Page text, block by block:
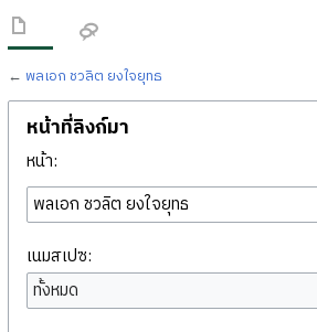
← พลเอก ชวลิต ยงใจยุทธ
หน้าที่ลิงก์มา
หน้า:
เนมสเปซ:
ทั้งหมด